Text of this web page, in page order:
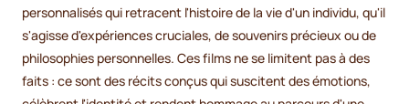
personnalisés qui retracent l'histoire de la vie d'un individu, qu'il
s'agisse d'expériences cruciales, de souvenirs précieux ou de
philosophies personnelles. Ces films ne se limitent pas à des
faits : ce sont des récits conçus qui suscitent des émotions,